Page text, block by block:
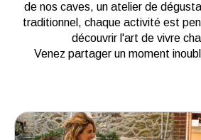
de nos caves, un atelier de
traditionnel, chaque activité est
découvrir l'art de vivre
Venez partager un moment